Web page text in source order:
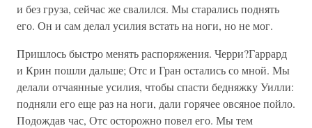
и без груза, сейчас же свалился. Мы старались поднять
его. Он и сам делал усилия встать на ноги, но не мог.
Пришлось быстро менять распоряжения. Черри?Гаррард
и Крин пошли дальше; Отс и Гран остались со мной. Мы
делали отчаянные усилия, чтобы спасти бедняжку Уилли:
подняли его еще раз на ноги, дали горячее овсяное пойло.
Подождав час, Отс осторожно повел его. Мы тем